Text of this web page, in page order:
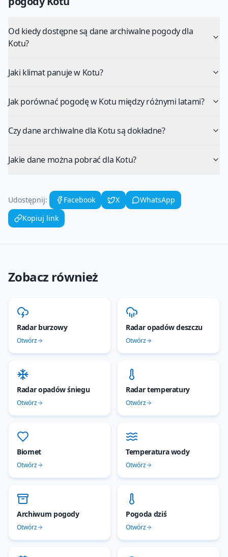
Od kiedy dostępne są dane archiwalne pogody dla
Kotu?
Jaki klimat panuje w Kotu?
Jak porównać pogodę w Kotu między różnymi latami?
Czy dane archiwalne dla Kotu są dokładne?
Jakie dane można pobrać dla Kotu?
Udostępnij: Facebook X
WhatsApp
Kopiuj link
Zobacz również
Radar burzowy
Otwórz
Radar opadów deszczu
Otwórz
Radar opadów śniegu
Otwórz
Radar temperatury
Otwórz
Biomet
Otwórz
Temperatura wody
Otwórz
Archiwum pogody
Otwórz
Pogoda dziś
Otwórz